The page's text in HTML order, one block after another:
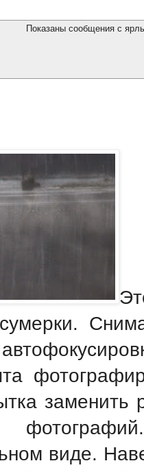
Показаны сообщения с
виде.